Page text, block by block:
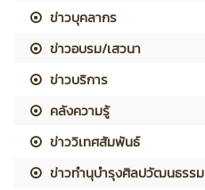
ข่าวบุคลากร
ข่าวอบรม/เสวนา
ข่าวบริการ
คลังความรู้
ข่าววิเทศสัมพันธ์
ข่าวทำนุบำรุงศิลปวัฒนธรรม